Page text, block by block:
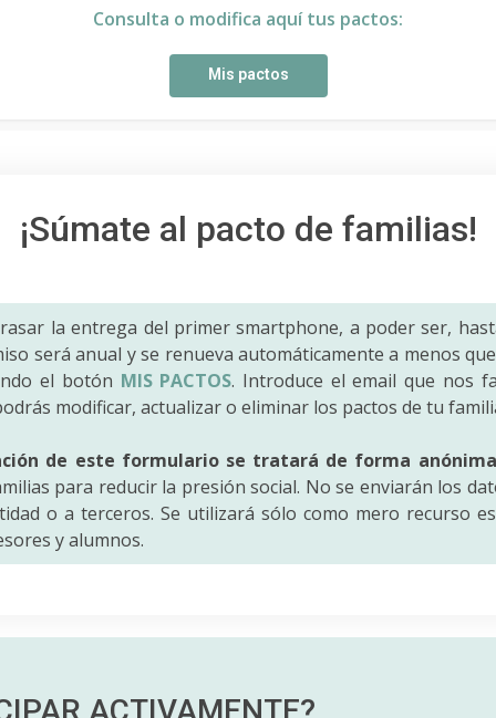
Consulta o modifica aquí tus pactos:
Mis pactos
¡Súmate al pacto de familias!
la entrega del primer smartphone, a poder ser,
será anual y se renueva automáticamente a menos
el botón MIS PACTOS. Introduce el email que nos
modificar, actualizar o eliminar los pactos de tu
de este formulario se tratará de forma anónima
para reducir la presión social. No se enviarán los
o a terceros. Se utilizará sólo como mero recurso
y alumnos.
ACTIVAMENTE?